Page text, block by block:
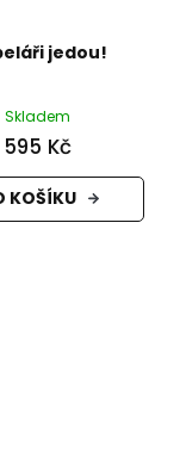
jedou!
Skladem
595 Kč
KOŠÍKU